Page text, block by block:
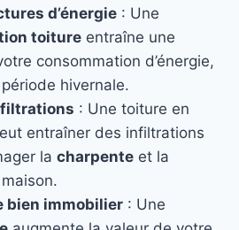
d’énergie : Une
toiture entraîne une
consommation d’énergie,
hivernale.
: Une toiture en
entraîner des infiltrations
la charpente et la
bien immobilier : Une